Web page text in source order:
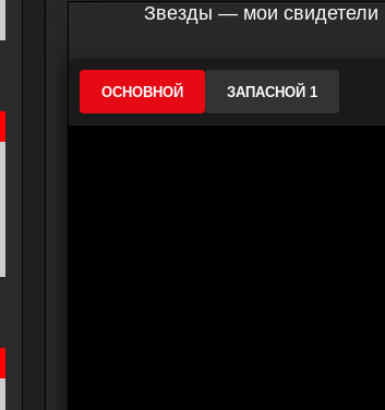
Звезды — мои свидетели
ОСНОВНОЙ ЗАПАСНОЙ 1